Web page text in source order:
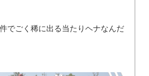
でごく稀に出る当たりヘナなんだ